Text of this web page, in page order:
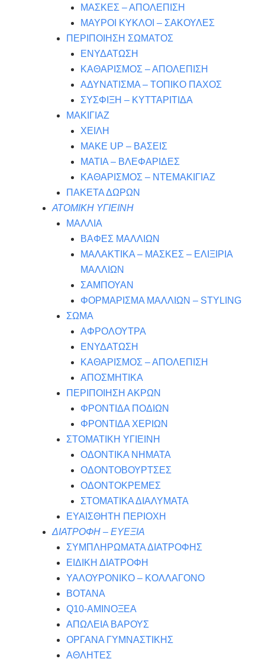
ΜΑΣΚΕΣ – ΑΠΟΛΕΠΙΣΗ
ΜΑΥΡΟΙ ΚΥΚΛΟΙ – ΣΑΚΟΥΛΕΣ
ΠΕΡΙΠΟΙΗΣΗ ΣΩΜΑΤΟΣ
ΕΝΥΔΑΤΩΣΗ
ΚΑΘΑΡΙΣΜΟΣ – ΑΠΟΛΕΠΙΣΗ
ΑΔΥΝΑΤΙΣΜΑ – ΤΟΠΙΚΟ ΠΑΧΟΣ
ΣΥΣΦΙΞΗ – ΚΥΤΤΑΡΙΤΙΔΑ
ΜΑΚΙΓΙΑΖ
ΧΕΙΛΗ
MAKE UP – ΒΑΣΕΙΣ
ΜΑΤΙΑ – ΒΛΕΦΑΡΙΔΕΣ
ΚΑΘΑΡΙΣΜΟΣ – ΝΤΕΜΑΚΙΓΙΑΖ
ΠΑΚΕΤΑ ΔΩΡΩΝ
ΑΤΟΜΙΚΗ ΥΓΙΕΙΝΗ
ΜΑΛΛΙΑ
ΒΑΦΕΣ ΜΑΛΛΙΩΝ
ΜΑΛΑΚΤΙΚΑ – ΜΑΣΚΕΣ – ΕΛΙΞΙΡΙΑ
ΜΑΛΛΙΩΝ
ΣΑΜΠΟΥΑΝ
ΦΟΡΜΑΡΙΣΜΑ ΜΑΛΛΙΩΝ – STYLING
ΣΩΜΑ
ΑΦΡΟΛΟΥΤΡΑ
ΕΝΥΔΑΤΩΣΗ
ΚΑΘΑΡΙΣΜΟΣ – ΑΠΟΛΕΠΙΣΗ
ΑΠΟΣΜΗΤΙΚΑ
ΠΕΡΙΠΟΙΗΣΗ ΑΚΡΩΝ
ΦΡΟΝΤΙΔΑ ΠΟΔΙΩΝ
ΦΡΟΝΤΙΔΑ ΧΕΡΙΩΝ
ΣΤΟΜΑΤΙΚΗ ΥΓΙΕΙΝΗ
ΟΔΟΝΤΙΚΑ ΝΗΜΑΤΑ
ΟΔΟΝΤΟΒΟΥΡΤΣΕΣ
ΟΔΟΝΤΟΚΡΕΜΕΣ
ΣΤΟΜΑΤΙΚΑ ΔΙΑΛΥΜΑΤΑ
ΕΥΑΙΣΘΗΤΗ ΠΕΡΙΟΧΗ
ΔΙΑΤΡΟΦΗ – ΕΥΕΞΙΑ
ΣΥΜΠΛΗΡΩΜΑΤΑ ΔΙΑΤΡΟΦΗΣ
ΕΙΔΙΚΗ ΔΙΑΤΡΟΦΗ
ΥΑΛΟΥΡΟΝΙΚΟ – ΚΟΛΛΑΓΟΝΟ
ΒΟΤΑΝΑ
Q10-ΑΜΙΝΟΞΕΑ
ΑΠΩΛΕΙΑ ΒΑΡΟΥΣ
ΟΡΓΑΝΑ ΓΥΜΝΑΣΤΙΚΗΣ
ΑΘΛΗΤΕΣ